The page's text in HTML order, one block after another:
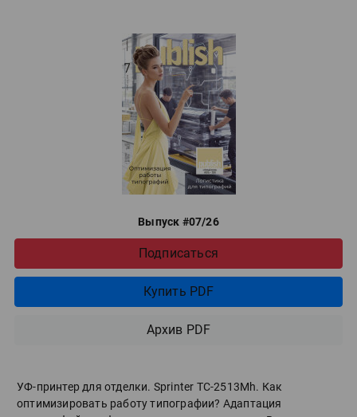
Выпуск #07/26
Подписаться
Купить PDF
Архив PDF
УФ-принтер для отделки. Sprinter ТС-2513Mh. Как
оптимизировать работу типографии? Адаптация